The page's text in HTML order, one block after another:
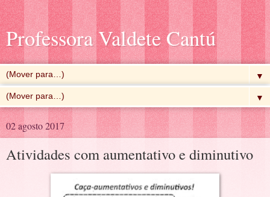
Professora Valdete Cantú
▼
▼
02 agosto 2017
Atividades com aumentativo e diminutivo